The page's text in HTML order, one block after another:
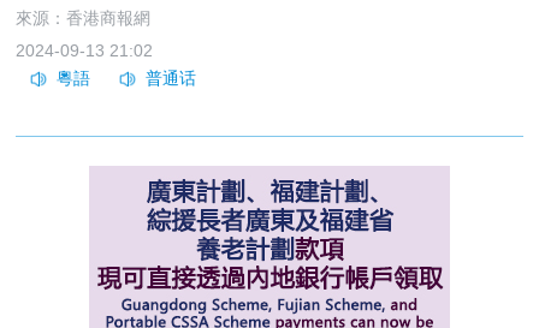
來源：香港商報網
2024-09-13 21:02